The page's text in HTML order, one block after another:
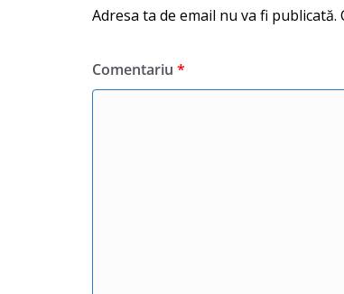
Adresa ta de email nu va fi publicată.
Comentariu *